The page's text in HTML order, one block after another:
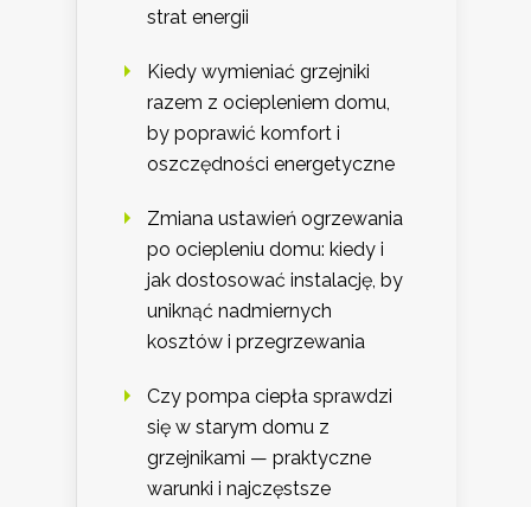
strat energii
Kiedy wymieniać grzejniki
razem z ociepleniem domu,
by poprawić komfort i
oszczędności energetyczne
Zmiana ustawień ogrzewania
po ociepleniu domu: kiedy i
jak dostosować instalację, by
uniknąć nadmiernych
kosztów i przegrzewania
Czy pompa ciepła sprawdzi
się w starym domu z
grzejnikami — praktyczne
warunki i najczęstsze